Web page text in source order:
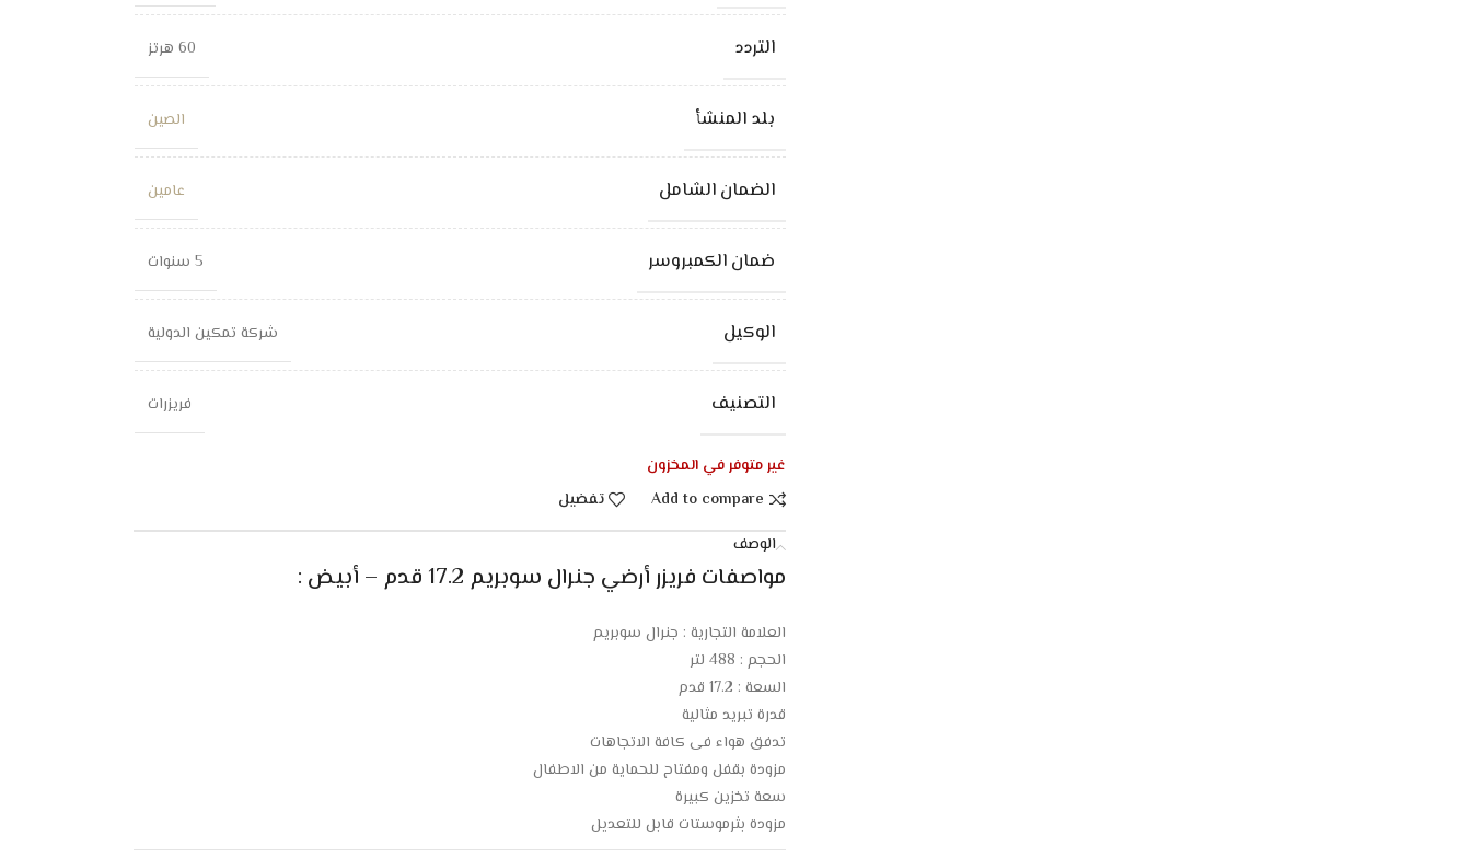
التردد 60 هرتز
بلد المنشأ الصين
الضمان الشامل عامين
ضمان الكمبروسر 5 سنوات
الوكيل شركة تمكين الدولية
التصنيف فريزرات
غير متوفر في المخزون
Add to compare
تفضيل
الوصف
مواصفات فريزر أرضي جنرال سوبريم 17.2 قدم – أبيض :
العلامة التجارية : جنرال سوبريم
الحجم : 488 لتر
السعة : 17.2 قدم
قدرة تبريد مثالية
تدفق هواء فى كافة الاتجاهات
مزودة بقفل ومفتاح للحماية من الاطفال
سعة تخزين كبيرة
مزودة بثرموستات قابل للتعديل
اضاءة داخلية لرؤية اوضح